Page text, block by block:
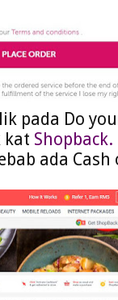
pada Do
kat Shopback.
ada Cash